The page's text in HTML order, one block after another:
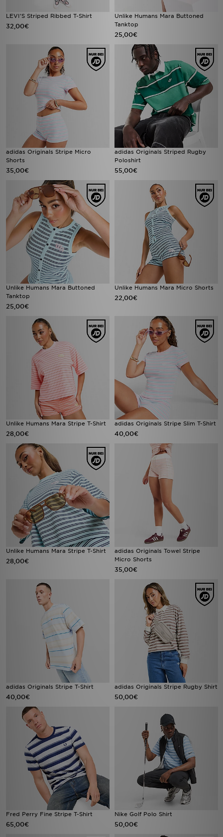
LEVI'S Striped Ribbed T-Shirt
32,00€
Unlike Humans Mara Buttoned
Tanktop
25,00€
adidas Originals Stripe Micro
Shorts
35,00€
adidas Originals Striped Rugby
Poloshirt
55,00€
Unlike Humans Mara Buttoned
Tanktop
25,00€
Unlike Humans Mara Micro Shorts
22,00€
Unlike Humans Mara Stripe T-Shirt
28,00€
adidas Originals Stripe Slim T-Shirt
40,00€
Unlike Humans Mara Stripe T-Shirt
28,00€
adidas Originals Towel Stripe
Micro Shorts
35,00€
adidas Originals Stripe T-Shirt
40,00€
adidas Originals Stripe Rugby Shirt
50,00€
Fred Perry Fine Stripe T-Shirt
65,00€
Nike Golf Polo Shirt
50,00€